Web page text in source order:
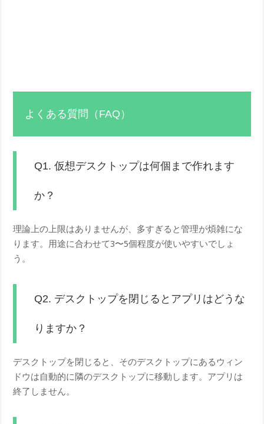
よくある質問（FAQ）
Q1. 仮想デスクトップは何個まで作れます
か？
理論上の上限はありませんが、多すぎると管理が煩雑にな
ります。用途に合わせて3〜5個程度が使いやすいでしょ
う。
Q2. デスクトップを閉じるとアプリはどうな
りますか？
デスクトップを閉じると、そのデスクトップにあるウィン
ドウは自動的に隣のデスクトップに移動します。アプリは
終了しません。